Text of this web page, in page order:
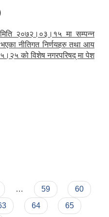
मिति २०७२।०३।१५ मा सम्पन्न
नीतिगत निर्णयहरु तथा आय
को विशेष नगरपरिषद् मा पेश
… 59
60
64
65